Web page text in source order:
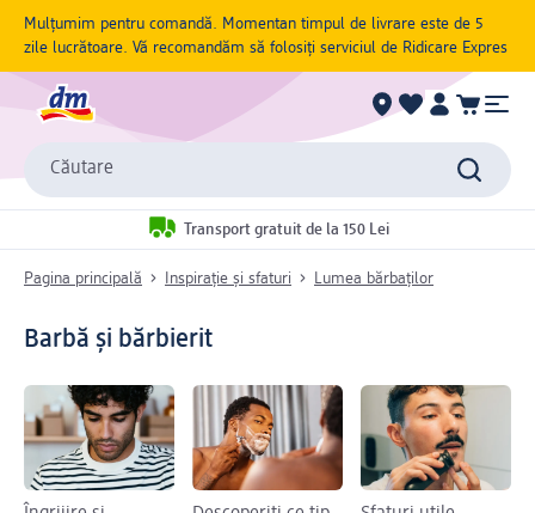
Mulțumim pentru comandă. Momentan timpul de livrare este de 5
zile lucrătoare. Vă recomandăm să folosiți serviciul de Ridicare Expres
Căutare
Transport gratuit de la 150 Lei
Pagina principală Inspirație și sfaturi Lumea bărbaților
Barbă și bărbierit